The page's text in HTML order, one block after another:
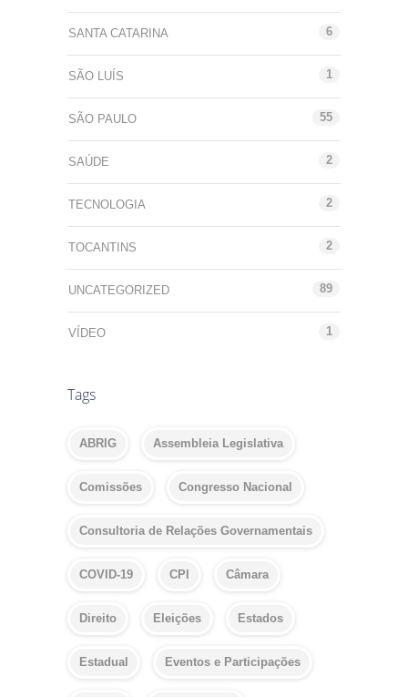
SANTA CATARINA 6
SÃO LUÍS 1
SÃO PAULO 55
SAÚDE 2
TECNOLOGIA 2
TOCANTINS 2
UNCATEGORIZED 89
VÍDEO 1
Tags
ABRIG Assembleia Legislativa
Comissões Congresso Nacional
Consultoria de Relações Governamentais
COVID-19 CPI Câmara
Direito Eleições Estados
Estadual Eventos e Participações